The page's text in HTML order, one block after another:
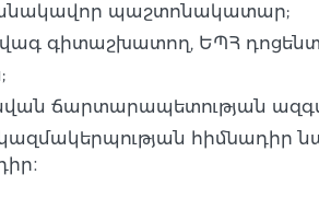
պաշտոնակատար;
գիտաշխատող, ԵՊՀ
ճարտարապետության
կազմակերպության